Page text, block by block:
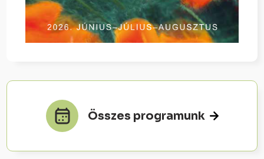
Összes programunk